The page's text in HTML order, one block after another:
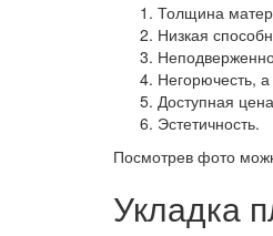
Толщина
Низкая
Негорючесть,
Доступная
Эстетичность.
Посмотрев фото
Укладка